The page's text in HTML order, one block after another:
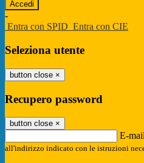
-
Entra con SPID Entra con CIE
Seleziona utente
button close ×
Recupero password
button close ×
E-mail
all'indirizzo indicato con le istruzioni